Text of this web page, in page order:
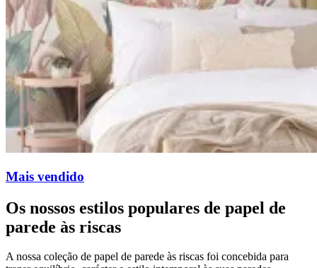
Mais vendido
Os nossos estilos populares de papel de
parede às riscas
A nossa coleção de papel de parede às riscas foi concebida para